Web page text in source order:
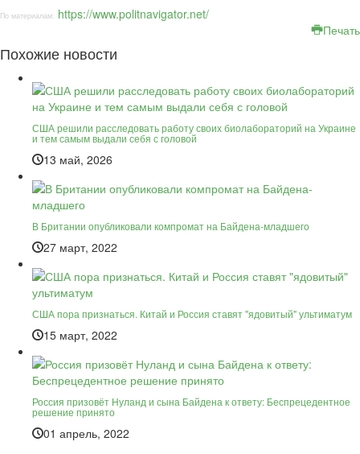
По материалам: https://www.politnavigator.net/
Печать
Похожие новости
США решили расследовать работу своих биолабораторий на Украине
и тем самым выдали себя с головой
13 май, 2026
В Британии опубликовали компромат на Байдена-младшего
27 март, 2022
США пора признаться. Китай и Россия ставят "ядовитый" ультиматум
15 март, 2022
Россия призовёт Нуланд и сына Байдена к ответу: Беспрецедентное
решение принято
01 апрель, 2022